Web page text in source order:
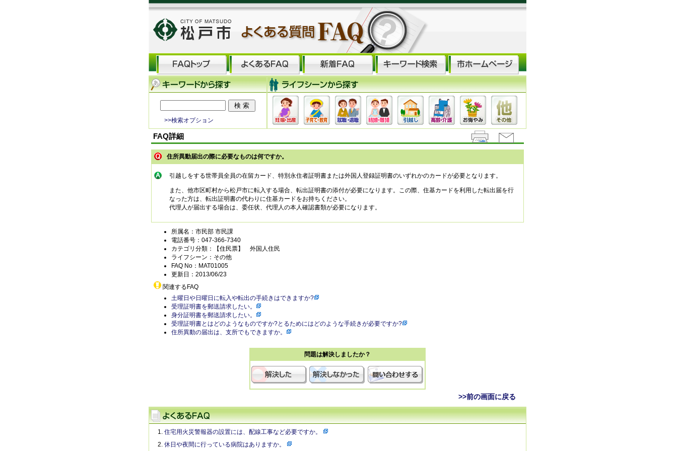
>>検索オプション
FAQ詳細
住所異動届出の際に必要なものは何ですか。
引越しをする世帯員全員の在留カード、特別永住者証明書または外国人登録証明書のいずれかのカードが必要となります。
また、他市区町村から松戸市に転入する場合、転出証明書の添付が必要になります。この際、住基カードを利用した転出届を行
なった方は、転出証明書の代わりに住基カードをお持ちください。
代理人が届出する場合は、委任状、代理人の本人確認書類が必要になります。
所属名：市民部 市民課
電話番号：047-366-7340
カテゴリ分類：【住民票】 外国人住民
ライフシーン：その他
FAQ No：MAT01005
更新日：2013/06/23
関連するFAQ
土曜日や日曜日に転入や転出の手続きはできますか?
受理証明書を郵送請求したい。
身分証明書を郵送請求したい。
受理証明書とはどのようなものですか?とるためにはどのような手続きが必要ですか?
住所異動の届出は、支所でもできますか。
問題は解決しましたか？
>>前の画面に戻る
住宅用火災警報器の設置には、配線工事など必要ですか。
休日や夜間に行っている病院はありますか。